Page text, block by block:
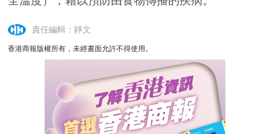
責任編輯：靜文
香港商報版權所有，未經書面允許不得使用。